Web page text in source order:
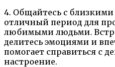
4. Общайтесь с
отличный период для
любимыми людьми.
делитесь эмоциями и
помогает справиться с
настроение.